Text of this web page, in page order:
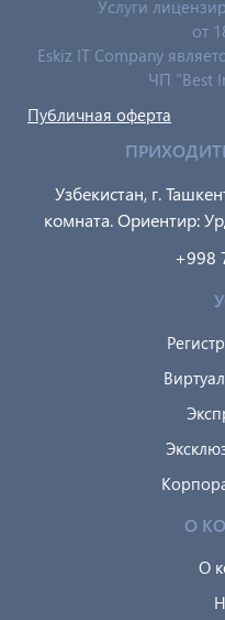
Услуги
от
Eskiz IT Company
ЧП "Best
Публичная оферта
Узбекистан, г.
комната. Ориентир:
+998
О
О